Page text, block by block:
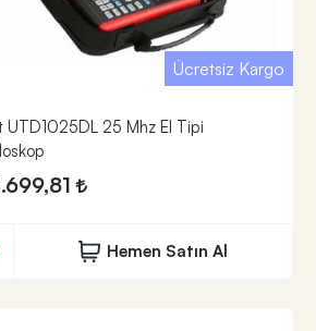
Ücretsiz Kargo
UTD1025DL 25 Mhz El Tipi
Hemen Satın Al